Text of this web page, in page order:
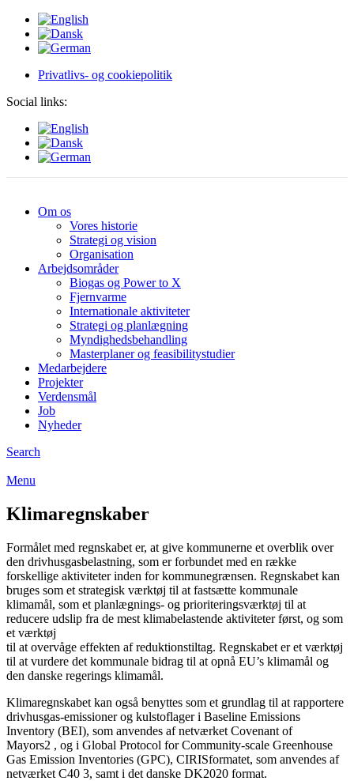
Privatlivs- og cookiepolitik
Social links:
Om os
Vores historie
Strategi og vision
Organisation
Arbejdsområder
Biogas og Power to X
Fjernvarme
Internationale aktiviteter
Strategi og planlægning
Myndighedsbehandling
Masterplaner og feasibilitystudier
Medarbejdere
Projekter
Verdensmål
Job
Nyheder
Search
Menu
Klimaregnskaber
Formålet med regnskabet er, at give kommunerne et overblik over
den drivhusgasbelastning, som er forbundet med en række
forskellige aktiviteter inden for kommunegrænsen. Regnskabet kan
bruges som et strategisk værktøj til at fastsætte kommunale
klimamål, som et planlægnings- og prioriteringsværktøj til at
reducere udslip fra de mest klimabelastende aktiviteter først, og som
et værktøj
til at overvåge effekten af reduktionstiltag. Regnskabet er et værktøj
til at vurdere det kommunale bidrag til at opnå EU’s klimamål og
den danske regerings klimamål.
Klimaregnskabet kan også benyttes som et grundlag til at rapportere
drivhusgas-emissioner og kulstoflager i Baseline Emissions
Inventory (BEI), som anvendes af netværket Covenant of
Mayors2 , og i Global Protocol for Community-scale Greenhouse
Gas Emission Inventories (GPC), CIRISformatet, som anvendes af
netværket C40 3, samt i det danske DK2020 format.